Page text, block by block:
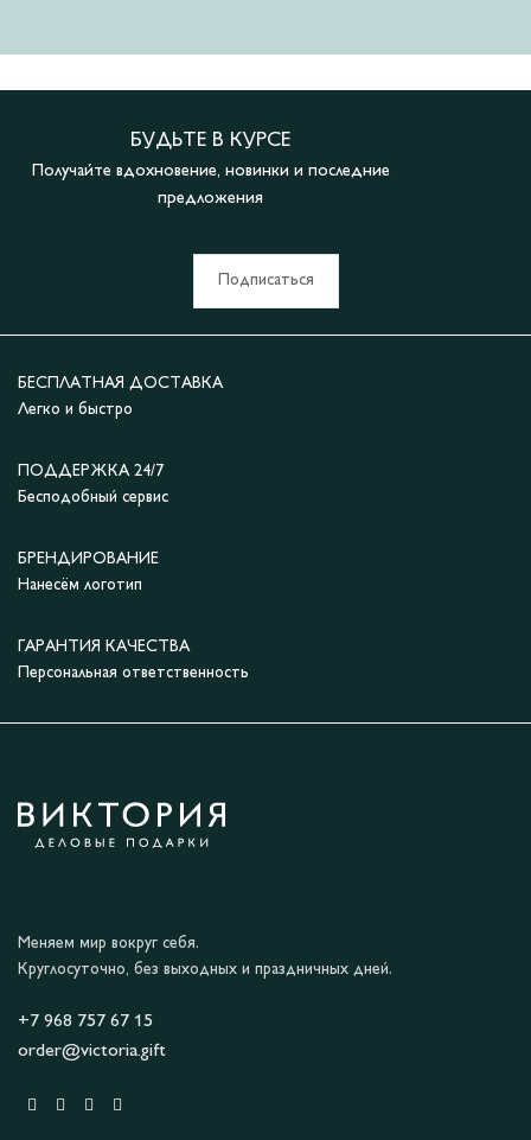
БУДЬТЕ В КУРСЕ
Получайте вдохновение, новинки и последние
предложения
Подписаться
БЕСПЛАТНАЯ ДОСТАВКА
Легко и быстро
ПОДДЕРЖКА 24/7
Бесподобный сервис
БРЕНДИРОВАНИЕ
Нанесём логотип
ГАРАНТИЯ КАЧЕСТВА
Персональная ответственность
Меняем мир вокруг себя.
Круглосуточно, без выходных и праздничных дней.
+7 968 757 67 15
order@victoria.gift